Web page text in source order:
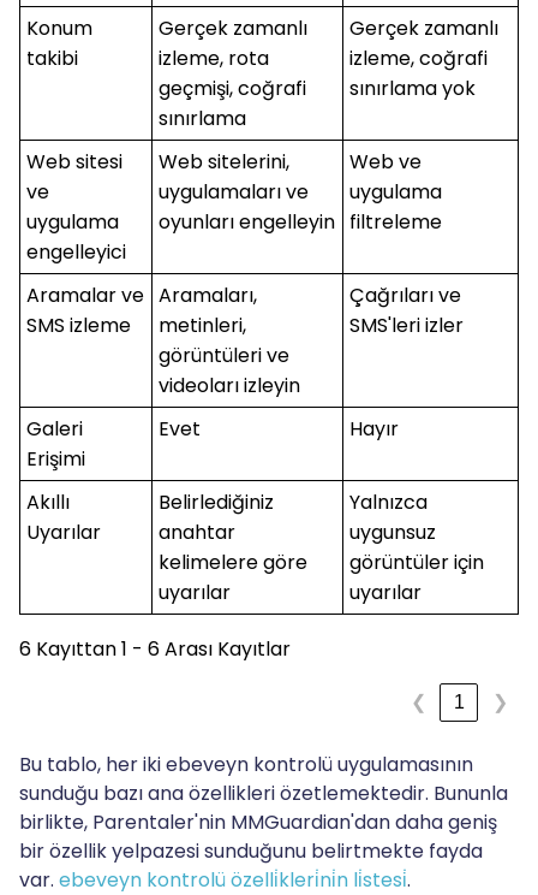
Konum
takibi
Gerçek zamanlı
izleme, rota
geçmişi, coğrafi
sınırlama
Gerçek zamanlı
izleme, coğrafi
sınırlama yok
Web sitesi
ve
uygulama
engelleyici
Web sitelerini,
uygulamaları ve
oyunları engelleyin
Web ve
uygulama
filtreleme
Aramalar ve
SMS izleme
Aramaları,
metinleri,
görüntüleri ve
videoları izleyin
Çağrıları ve
SMS'leri izler
Galeri
Erişimi
Evet Hayır
Akıllı
Uyarılar
Belirlediğiniz
anahtar
kelimelere göre
uyarılar
Yalnızca
uygunsuz
görüntüler için
uyarılar
6 Kayıttan 1 - 6 Arası Kayıtlar
❮ 1 ❯
Bu tablo, her iki ebeveyn kontrolü uygulamasının
sunduğu bazı ana özellikleri özetlemektedir. Bununla
birlikte, Parentaler'nin MMGuardian'dan daha geniş
bir özellik yelpazesi sunduğunu belirtmekte fayda
var. ebeveyn kontrolü özelli̇kleri̇ni̇n li̇stesi̇.